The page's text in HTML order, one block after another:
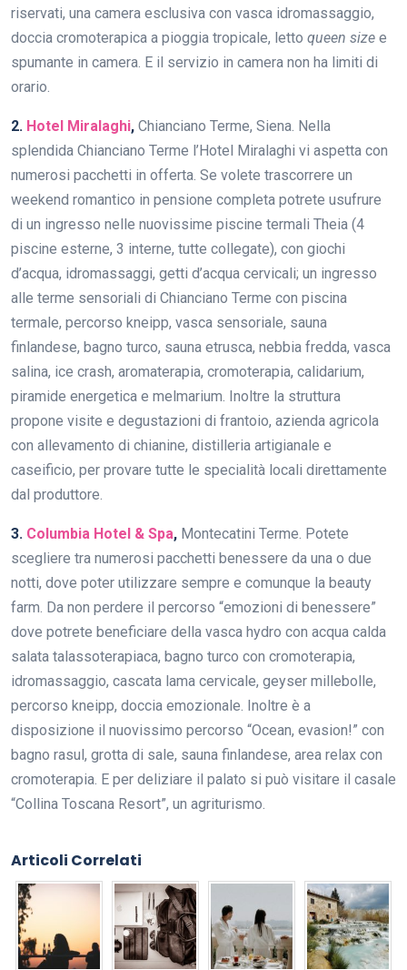
riservati, una camera esclusiva con vasca idromassaggio,
doccia cromoterapica a pioggia tropicale, letto queen size e
spumante in camera. E il servizio in camera non ha limiti di
orario.
2. Hotel Miralaghi, Chianciano Terme, Siena. Nella
splendida Chianciano Terme l’Hotel Miralaghi vi aspetta con
numerosi pacchetti in offerta. Se volete trascorrere un
weekend romantico in pensione completa potrete usufrure
di un ingresso nelle nuovissime piscine termali Theia (4
piscine esterne, 3 interne, tutte collegate), con giochi
d’acqua, idromassaggi, getti d’acqua cervicali; un ingresso
alle terme sensoriali di Chianciano Terme con piscina
termale, percorso kneipp, vasca sensoriale, sauna
finlandese, bagno turco, sauna etrusca, nebbia fredda, vasca
salina, ice crash, aromaterapia, cromoterapia, calidarium,
piramide energetica e melmarium. Inoltre la struttura
propone visite e degustazioni di frantoio, azienda agricola
con allevamento di chianine, distilleria artigianale e
caseificio, per provare tutte le specialità locali direttamente
dal produttore.
3. Columbia Hotel & Spa, Montecatini Terme. Potete
scegliere tra numerosi pacchetti benessere da una o due
notti, dove poter utilizzare sempre e comunque la beauty
farm. Da non perdere il percorso “emozioni di benessere”
dove potrete beneficiare della vasca hydro con acqua calda
salata talassoterapiaca, bagno turco con cromoterapia,
idromassaggio, cascata lama cervicale, geyser millebolle,
percorso kneipp, doccia emozionale. Inoltre è a
disposizione il nuovissimo percorso “Ocean, evasion!” con
bagno rasul, grotta di sale, sauna finlandese, area relax con
cromoterapia. E per deliziare il palato si può visitare il casale
“Collina Toscana Resort”, un agriturismo.
Articoli Correlati